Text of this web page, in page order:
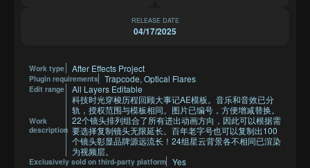
RELEASE DATE
04/17/2025
Work type After Effects Project
Plugin requirements Trapcode, Optical Flares
Edit range All Layers Editable
Work
description
科技时光穿梭历程回顾大事记AE模板。音乐和音效已分
轨，授权范围与模板相同。图片已编号，方便增减替换。
22个镜头排列组合了所有进出动画方向，因此可以根据需
要选择复制镜头无限延长。百年老字号也可以复制出100
个镜头彰显品牌源远流长！24组星云背景各不相同已渲染
为视频层。
Exclusively sold on third-party platform Yes